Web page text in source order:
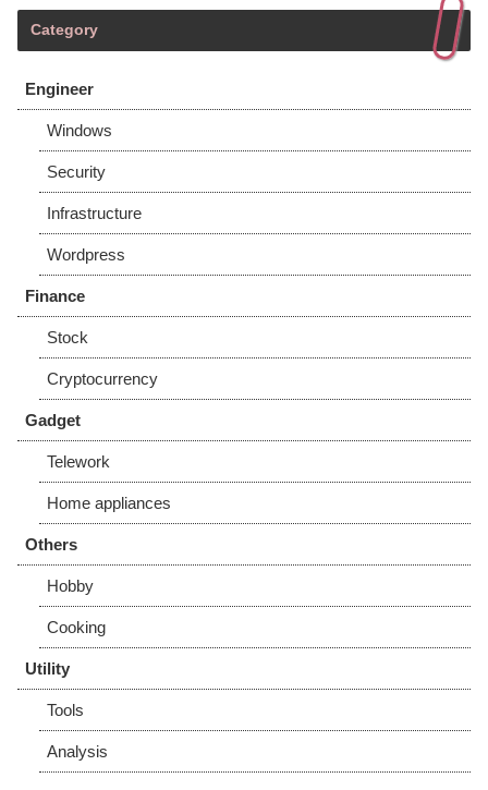
Category
Engineer
Windows
Security
Infrastructure
Wordpress
Finance
Stock
Cryptocurrency
Gadget
Telework
Home appliances
Others
Hobby
Cooking
Utility
Tools
Analysis